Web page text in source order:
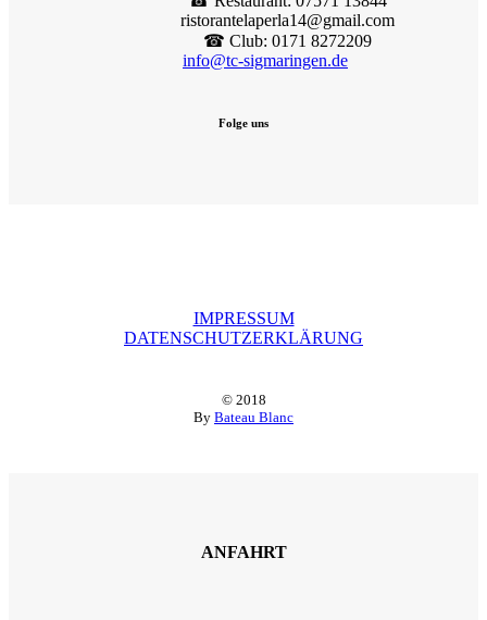
ristorantelaperla14@gmail.com
☎︎ Club: 0171 8272209
info@tc-sigmaringen.de
Folge uns
IMPRESSUM
DATENSCHUTZERKLÄRUNG
© 2018
By Bateau Blanc
ANFAHRT